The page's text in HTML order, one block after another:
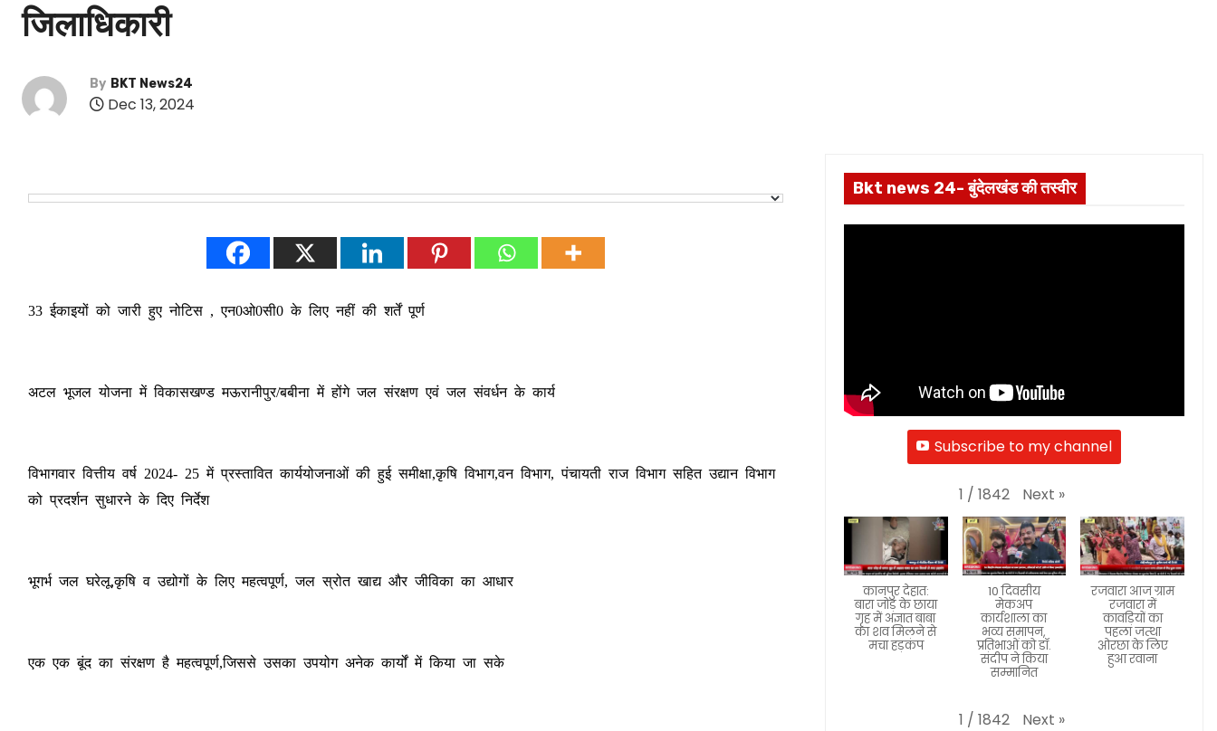
जिलाधिकारी
By BKT News24
Dec 13, 2024
33 ईकाइयों को जारी हुए नोटिस , एन0ओ0सी0 के लिए नहीं की शर्तें पूर्ण
अटल भूजल योजना में विकासखण्ड मऊरानीपुर/बबीना में होंगे जल संरक्षण एवं जल संवर्धन के कार्य
विभागवार वित्तीय वर्ष 2024- 25 में प्रस्तावित कार्ययोजनाओं की हुई समीक्षा,कृषि विभाग,वन विभाग, पंचायती राज विभाग सहित उद्यान विभाग
को प्रदर्शन सुधारने के दिए निर्देश
भूगर्भ जल घरेलू,कृषि व उद्योगों के लिए महत्वपूर्ण, जल स्रोत खाद्य और जीविका का आधार
एक एक बूंद का संरक्षण है महत्वपूर्ण,जिससे उसका उपयोग अनेक कार्यों में किया जा सके
Bkt news 24- बुंदेलखंड की तस्वीर
Subscribe to my channel
1 / 1842 Next »
कानपुर देहात:
बारा जोड़ के छाया
गृह में अज्ञात बाबा
का शव मिलने से
मचा हड़कंप
10 दिवसीय
मेकअप
कार्यशाला का
भव्य समापन,
प्रतिभाओं को डॉ.
संदीप ने किया
सम्मानित
रजवारा आज ग्राम
रजवारा में
कावड़ियों का
पहला जत्था
ओरछा के लिए
हुआ रवाना
1 / 1842 Next »